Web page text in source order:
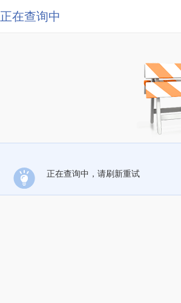
正在查询中
正在查询中，请刷新重试